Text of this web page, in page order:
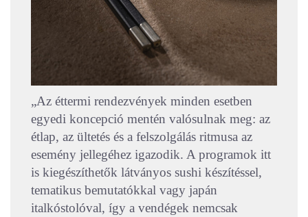
„Az éttermi rendezvények minden esetben
egyedi koncepció mentén valósulnak meg: az
étlap, az ültetés és a felszolgálás ritmusa az
esemény jellegéhez igazodik. A programok itt
is kiegészíthetők látványos sushi készítéssel,
tematikus bemutatókkal vagy japán
italkóstolóval, így a vendégek nemcsak